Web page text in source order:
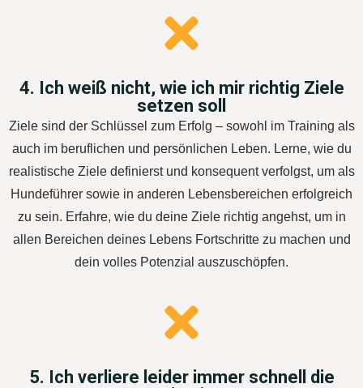
4. Ich weiß nicht, wie ich mir richtig Ziele
setzen soll
Ziele sind der Schlüssel zum Erfolg – sowohl im Training als
auch im beruflichen und persönlichen Leben. Lerne, wie du
realistische Ziele definierst und konsequent verfolgst, um als
Hundeführer sowie in anderen Lebensbereichen erfolgreich
zu sein. Erfahre, wie du deine Ziele richtig angehst, um in
allen Bereichen deines Lebens Fortschritte zu machen und
dein volles Potenzial auszuschöpfen.
5. Ich verliere leider immer schnell die